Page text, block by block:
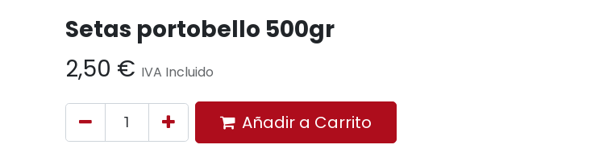
Setas portobello 500gr
2,50 € IVA Incluido
Añadir a Carrito